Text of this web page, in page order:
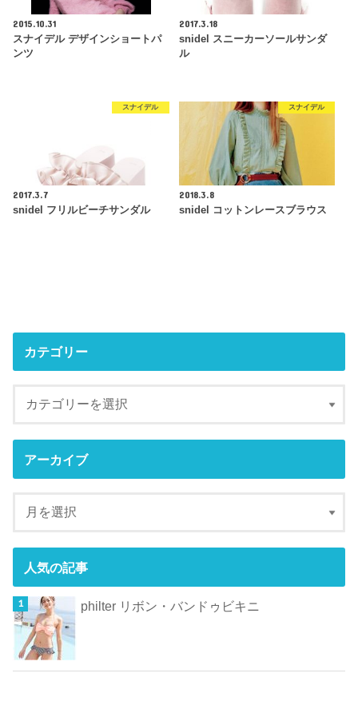
2015.10.31
スナイデル デザインショートパ
ンツ
2017.3.18
snidel スニーカーソールサンダ
ル
スナイデル
2017.3.7
snidel フリルビーチサンダル
スナイデル
2018.3.8
snidel コットンレースブラウス
カテゴリー
アーカイブ
人気の記事
philter リボン・バンドゥビキニ